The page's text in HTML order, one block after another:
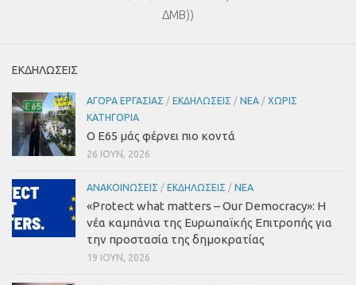
ΔΜΒ))
ΕΚΔΗΛΩΣΕΙΣ
ΑΓΟΡΆ ΕΡΓΑΣΊΑΣ / ΕΚΔΗΛΏΣΕΙΣ / ΝΈΑ / ΧΩΡΊΣ
ΚΑΤΗΓΟΡΊΑ
Ο Ε65 μάς φέρνει πιο κοντά
26 ΙΟΎΝ, 2026
ΑΝΑΚΟΙΝΏΣΕΙΣ / ΕΚΔΗΛΏΣΕΙΣ / ΝΈΑ
«Protect what matters – Our Democracy»: Η
νέα καμπάνια της Ευρωπαϊκής Επιτροπής για
την προστασία της δημοκρατίας
19 ΙΟΎΝ, 2026